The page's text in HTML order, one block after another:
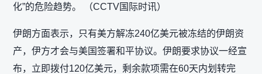
化”的危险趋势。 （CCTV国际时讯）
伊朗方面表示，只有美方解冻240亿美元被冻结的伊朗资
产，伊方才会与美国签署和平协议。伊朗要求协议一经宣
布，立即拨付120亿美元，剩余款项需在60天内划转完